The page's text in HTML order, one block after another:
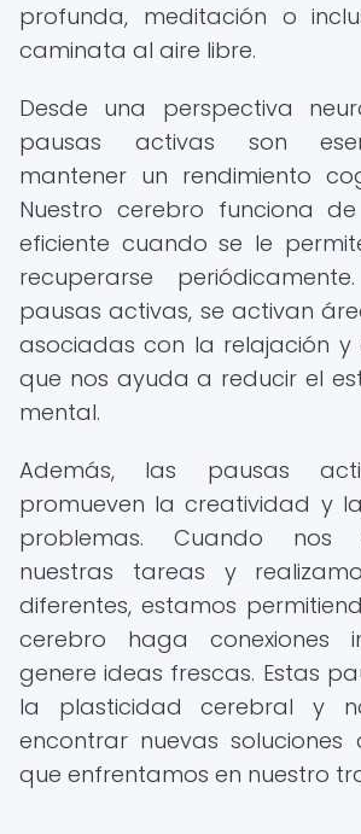
profunda, meditación o
caminata al aire libre.
Desde una perspectiva
pausas activas son
mantener un rendimiento
Nuestro cerebro funciona
eficiente cuando se le
recuperarse
pausas activas, se activan
asociadas con la relajación y
que nos ayuda a reducir el
mental.
Además, las pausas
promueven la creatividad y
problemas. Cuando nos
nuestras tareas y
diferentes, estamos
cerebro haga conexiones
genere ideas frescas. Estas
la plasticidad cerebral y
encontrar nuevas
que enfrentamos en nuestro